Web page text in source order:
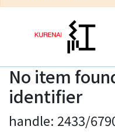
Home
Communities
Browse
No item
identifier
handle: 2433/